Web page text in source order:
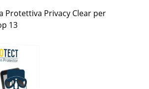
Protettiva Privacy Clear per
13